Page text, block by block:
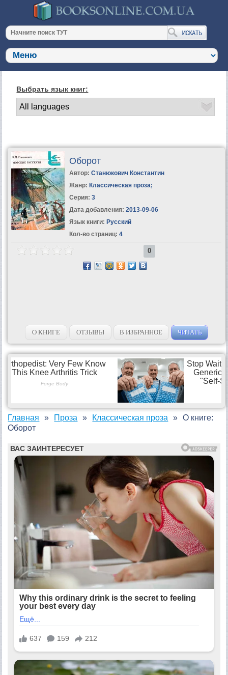
Выбрать язык книг:
Оборот
Автор: Станюкович Константин
Жанр: Классическая проза;
Серия: 3
Дата добавления: 2013-09-06
Язык книги: Русский
Кол-во страниц: 4
0
О КНИГЕ ОТЗЫВЫ В ИЗБРАННОЕ ЧИТАТЬ
Главная Проза Классическая проза
О книге:
Оборот